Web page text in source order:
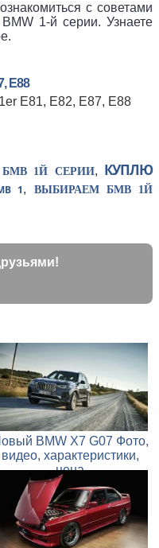
с советами
1-й серии. Узнаете
E88
E81, E82, E87, E88
1Й СЕРИИ, КУПЛЮ
1, ВЫБИРАЕМ БМВ 1Й
BMW X7 G07 Фото,
видео, характеристики,
цена